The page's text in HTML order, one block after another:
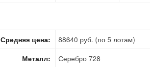
Средняя цена:
88640 руб. (по 5 лотам)
Металл:
Серебро 728